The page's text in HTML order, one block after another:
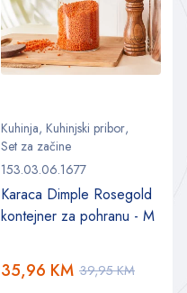
Kuhinja, Kuhinjski pribor,
Set za začine
153.03.06.1677
Karaca Dimple Rosegold
kontejner za pohranu - M
39,95KM
35,96 KM